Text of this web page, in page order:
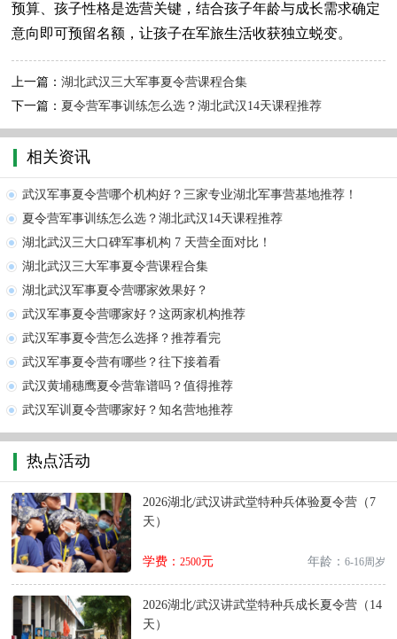
预算、孩子性格是选营关键，结合孩子年龄与成长需求确定
意向即可预留名额，让孩子在军旅生活收获独立蜕变。
上一篇：湖北武汉三大军事夏令营课程合集
下一篇： 夏令营军事训练怎么选？湖北武汉14天课程推荐
相关资讯
武汉军事夏令营哪个机构好？三家专业湖北军事营基地推荐！
夏令营军事训练怎么选？湖北武汉14天课程推荐
湖北武汉三大口碑军事机构 7 天营全面对比！
湖北武汉三大军事夏令营课程合集
湖北武汉军事夏令营哪家效果好？
武汉军事夏令营哪家好？这两家机构推荐
武汉军事夏令营怎么选择？推荐看完
武汉军事夏令营有哪些？往下接着看
武汉黄埔穗鹰夏令营靠谱吗？值得推荐
武汉军训夏令营哪家好？知名营地推荐
热点活动
2026湖北/武汉讲武堂特种兵体验夏令营（7
天）
学费： 2500元 年龄： 6-16周岁
2026湖北/武汉讲武堂特种兵成长夏令营（14
天）